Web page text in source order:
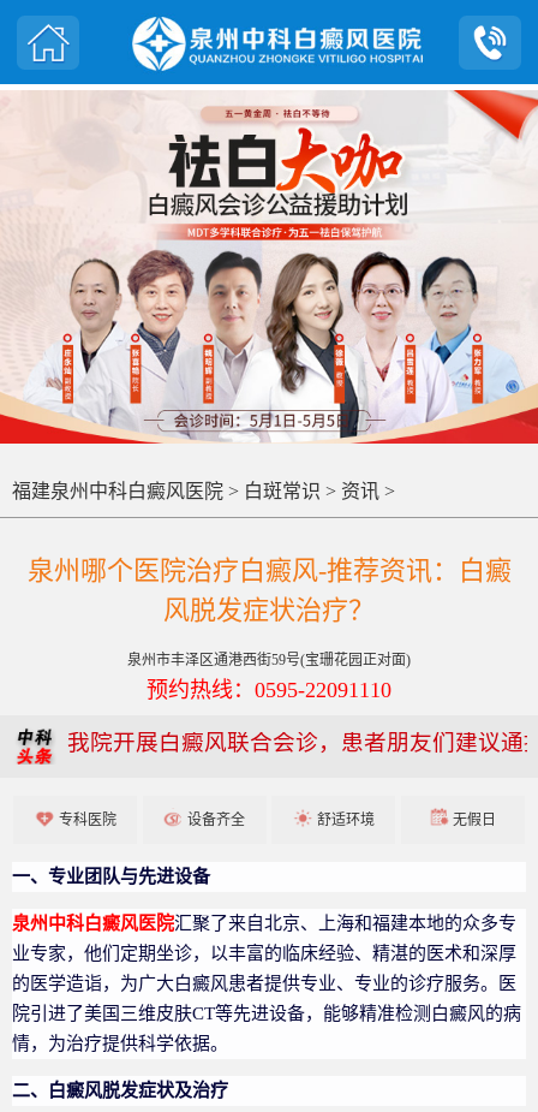
福建泉州中科白癜风医院 > 白斑常识 > 资讯 >
泉州哪个医院治疗白癜风-推荐资讯：白癜
风脱发症状治疗？
泉州市丰泽区通港西街59号(宝珊花园正对面)
预约热线：0595-22091110
我院开展白癜风联合会诊，患者朋友们建议通
专科医院 设备齐全 舒适环境 无假日
一、专业团队与先进设备
泉州中科白癜风医院汇聚了来自北京、上海和福建本地的众多专
业专家，他们定期坐诊，以丰富的临床经验、精湛的医术和深厚
的医学造诣，为广大白癜风患者提供专业、专业的诊疗服务。医
院引进了美国三维皮肤CT等先进设备，能够精准检测白癜风的病
情，为治疗提供科学依据。
二、白癜风脱发症状及治疗